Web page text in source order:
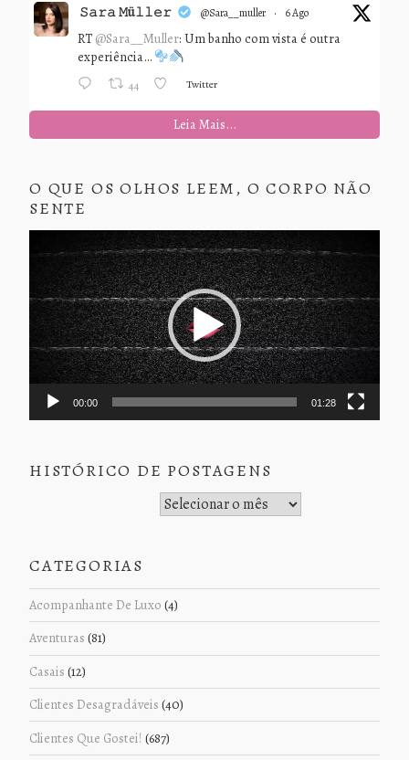
𝚂𝚊𝚛𝚊 𝙼ü𝚕𝚕𝚎𝚛 @sara__muller · 6 Ago
RT @Sara__Muller: Um banho com vista é outra
experiência…
44 Twitter
Leia Mais...
O QUE OS OLHOS LEEM, O CORPO NÃO
SENTE
de
vídeo
00:00 01:28
HISTÓRICO DE POSTAGENS
CATEGORIAS
Acompanhante De Luxo (4)
Aventuras (81)
Casais (12)
Clientes Desagradáveis (40)
Clientes Que Gostei! (687)